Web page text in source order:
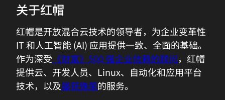
关于红帽
红帽是开放混合云技术的领导者，为企业变革性
IT 和人工智能 (AI) 应用提供一致、全面的基础。
作为深受 《财富》500 强企业信赖的顾问，红帽
提供云、开发人员、Linux、自动化和应用平台
技术，以及屡获殊荣的服务。